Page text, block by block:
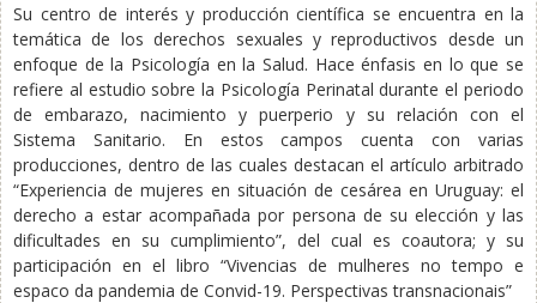
Su centro de interés y producción científica se encuentra en la
temática de los derechos sexuales y reproductivos desde un
enfoque de la Psicología en la Salud. Hace énfasis en lo que se
refiere al estudio sobre la Psicología Perinatal durante el periodo
de embarazo, nacimiento y puerperio y su relación con el
Sistema Sanitario. En estos campos cuenta con varias
producciones, dentro de las cuales destacan el artículo arbitrado
“Experiencia de mujeres en situación de cesárea en Uruguay: el
derecho a estar acompañada por persona de su elección y las
dificultades en su cumplimiento”, del cual es coautora; y su
participación en el libro “Vivencias de mulheres no tempo e
espaco da pandemia de Convid-19. Perspectivas transnacionais”